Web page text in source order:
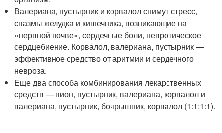
Валериана, пустырник и корвалол снимут стресс,
спазмы желудка и кишечника, возникающие на
«нервной почве», сердечные боли, невротическое
сердцебиение. Корвалол, валериана, пустырник —
эффективное средство от аритмии и сердечного
невроза.
Еще два способа комбинирования лекарственных
средств — пион, пустырник, валериана, корвалол и
валериана, пустырник, боярышник, корвалол (1:1:1:1).